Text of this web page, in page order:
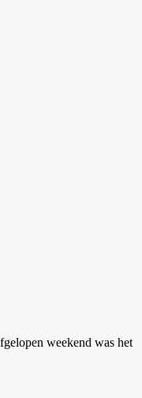
weekend was het